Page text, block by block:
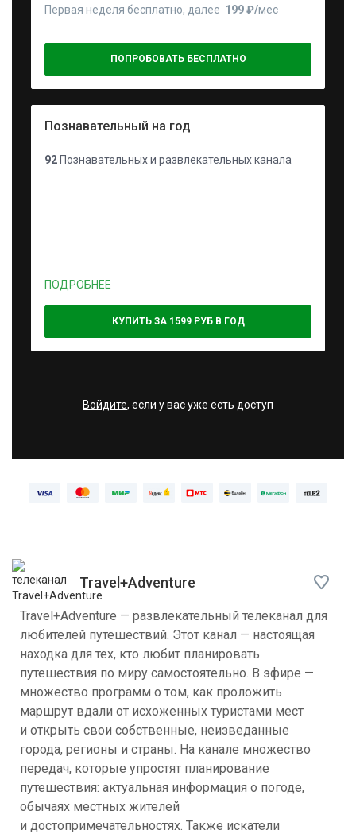
Первая неделя бесплатно, далее 199 ₽⁠/⁠мес
ПОПРОБОВАТЬ БЕСПЛАТНО
Познавательный на год
92 Познавательных и развлекательных канала
ПОДРОБНЕЕ
КУПИТЬ ЗА 1599 РУБ В ГОД
Войдите, если у вас уже есть доступ
Travel+Adventure
Travel+Adventure — развлекательный телеканал для
любителей путешествий. Этот канал — настоящая
находка для тех, кто любит планировать
путешествия по миру самостоятельно. В эфире —
множество программ о том, как проложить
маршрут вдали от исхоженных туристами мест
и открыть свои собственные, неизведанные
города, регионы и страны. На канале множество
передач, которые упростят планирование
путешествия: актуальная информация о погоде,
обычаях местных жителей
и достопримечательностях. Также искатели